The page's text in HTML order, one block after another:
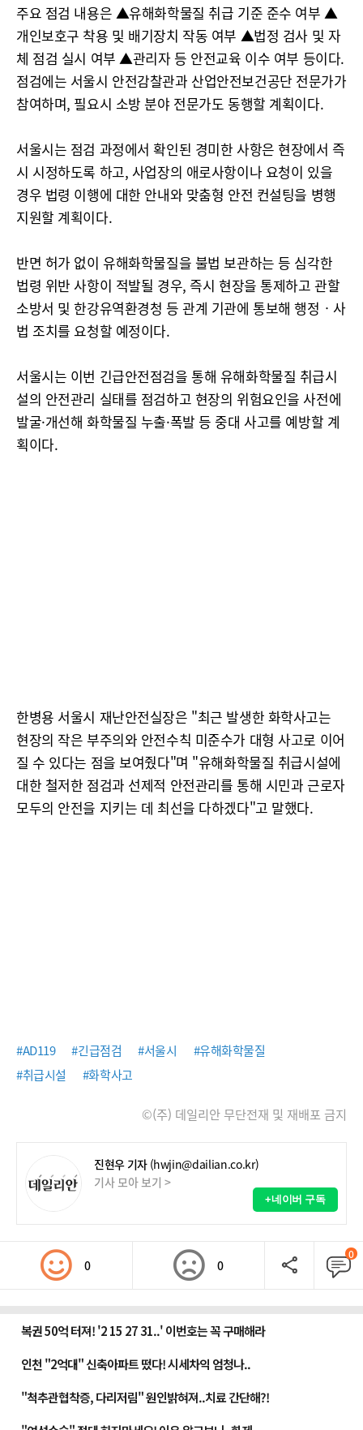
주요 점검 내용은 ▲유해화학물질 취급 기준 준수 여부 ▲
개인보호구 착용 및 배기장치 작동 여부 ▲법정 검사 및 자
체 점검 실시 여부 ▲관리자 등 안전교육 이수 여부 등이다.
점검에는 서울시 안전감찰관과 산업안전보건공단 전문가가
참여하며, 필요시 소방 분야 전문가도 동행할 계획이다.
서울시는 점검 과정에서 확인된 경미한 사항은 현장에서 즉
시 시정하도록 하고, 사업장의 애로사항이나 요청이 있을
경우 법령 이행에 대한 안내와 맞춤형 안전 컨설팅을 병행
지원할 계획이다.
반면 허가 없이 유해화학물질을 불법 보관하는 등 심각한
법령 위반 사항이 적발될 경우, 즉시 현장을 통제하고 관할
소방서 및 한강유역환경청 등 관계 기관에 통보해 행정‧사
법 조치를 요청할 예정이다.
서울시는 이번 긴급안전점검을 통해 유해화학물질 취급시
설의 안전관리 실태를 점검하고 현장의 위험요인을 사전에
발굴·개선해 화학물질 누출·폭발 등 중대 사고를 예방할 계
획이다.
한병용 서울시 재난안전실장은 "최근 발생한 화학사고는
현장의 작은 부주의와 안전수칙 미준수가 대형 사고로 이어
질 수 있다는 점을 보여줬다"며 "유해화학물질 취급시설에
대한 철저한 점검과 선제적 안전관리를 통해 시민과 근로자
모두의 안전을 지키는 데 최선을 다하겠다"고 말했다.
#AD119 #긴급점검 #서울시
#유해화학물질
#취급시설
#화학사고
©(주) 데일리안 무단전재 및 재배포 금지
진현우 기자 (hwjin@dailian.co.kr)
기사 모아 보기 >
+네이버 구독
0 0
0